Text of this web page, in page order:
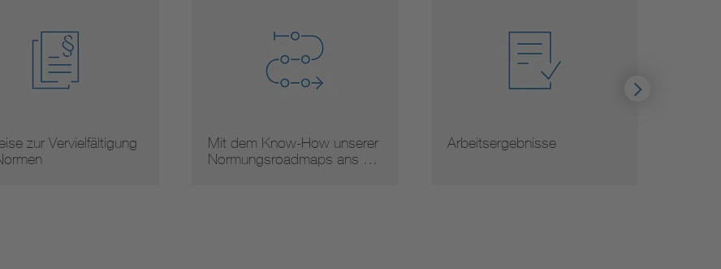
Mit dem Know-How unserer
Normungsroadmaps ans …
Arbeitsergebnisse Normauslegungen